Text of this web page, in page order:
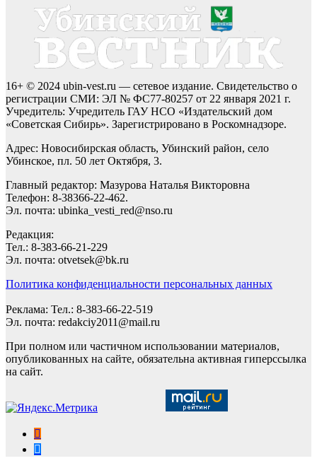
16+ © 2024 ubin-vest.ru — сетевое издание. Свидетельство о
регистрации СМИ: ЭЛ № ФС77-80257 от 22 января 2021 г.
Учредитель: Учредитель ГАУ НСО «Издательский дом
«Советская Сибирь». Зарегистрировано в Роскомнадзоре.
Адрес: Новосибирская область, Убинский район, село
Убинское, пл. 50 лет Октября, 3.
Главный редактор: Мазурова Наталья Викторовна
Телефон: 8-38366-22-462.
Эл. почта: ubinka_vesti_red@nso.ru
Редакция:
Тел.: 8-383-66-21-229
Эл. почта: otvetsek@bk.ru
Политика конфиденциальности персональных данных
Реклама: Тел.: 8-383-66-22-519
Эл. почта: redakciy2011@mail.ru
При полном или частичном использовании материалов,
опубликованных на сайте, обязательна активная гиперссылка
на сайт.